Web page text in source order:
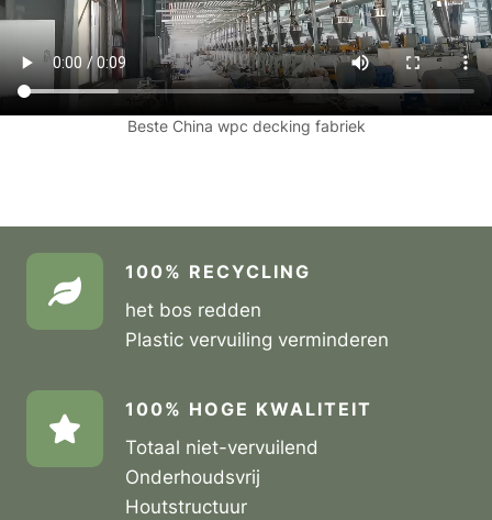
Beste China wpc decking fabriek
100% RECYCLING
het bos redden
Plastic vervuiling verminderen
100% HOGE KWALITEIT
Totaal niet-vervuilend
Onderhoudsvrij
Houtstructuur